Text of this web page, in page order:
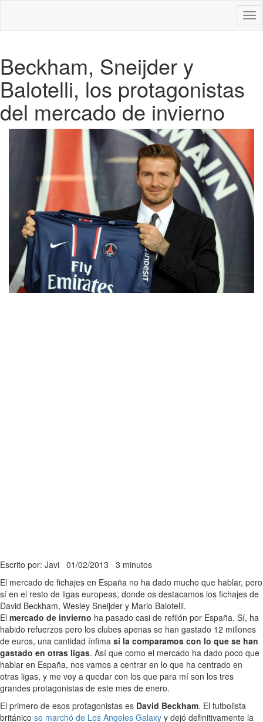
Beckham, Sneijder y
Balotelli, los protagonistas
del mercado de invierno
Escrito por: Javi 01/02/2013 3 minutos
El mercado de fichajes en España no ha dado mucho que hablar, pero
sí en el resto de ligas europeas, donde os destacamos los fichajes de
David Beckham, Wesley Sneijder y Mario Balotelli.
El mercado de invierno ha pasado casi de refilón por España. Sí, ha
habido refuerzos pero los clubes apenas se han gastado 12 millones
de euros, una cantidad ínfima si la comparamos con lo que se han
gastado en otras ligas. Así que como el mercado ha dado poco que
hablar en España, nos vamos a centrar en lo que ha centrado en
otras ligas, y me voy a quedar con los que para mí son los tres
grandes protagonistas de este mes de enero.
El primero de esos protagonistas es David Beckham. El futbolista
británico se marchó de Los Angeles Galaxy y dejó definitivamente la